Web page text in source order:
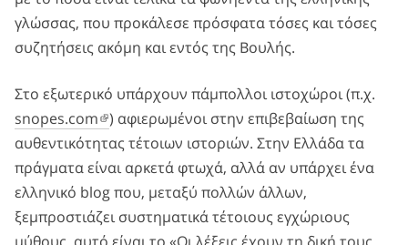
γλώσσας, που προκάλεσε πρόσφατα τόσες και τόσες
συζητήσεις ακόμη και εντός της Βουλής.
Στο εξωτερικό υπάρχουν πάμπολλοι ιστοχώροι (π.χ.
snopes.com ) αφιερωμένοι στην επιβεβαίωση της
αυθεντικότητας τέτοιων ιστοριών. Στην Ελλάδα τα
πράγματα είναι αρκετά φτωχά, αλλά αν υπάρχει ένα
ελληνικό blog που, μεταξύ πολλών άλλων,
ξεμπροστιάζει συστηματικά τέτοιους εγχώριους
μύθους, αυτό είναι το «Οι λέξεις έχουν τη δική τους